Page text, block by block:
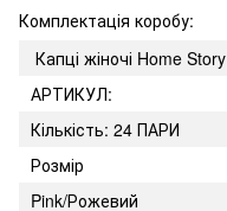
Комплектація коробу:
Капці жіночі Home Story
АРТИКУЛ:
Кількість: 24 ПАРИ
Розмір
Pink/Рожевий